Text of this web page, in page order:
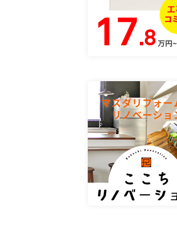
17.8 万円~